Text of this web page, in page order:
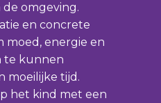
de omgeving.
en concrete
moed, energie en
te kunnen
moeilijke tijd.
het kind met een